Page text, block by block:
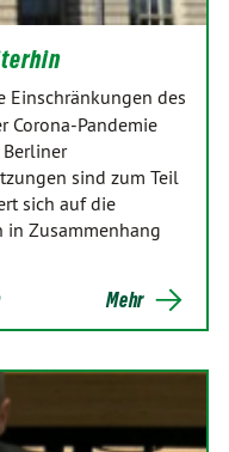
Einschränkungen des
Corona-Pandemie
sind zum Teil
sich auf die
in Zusammenhang
Mehr